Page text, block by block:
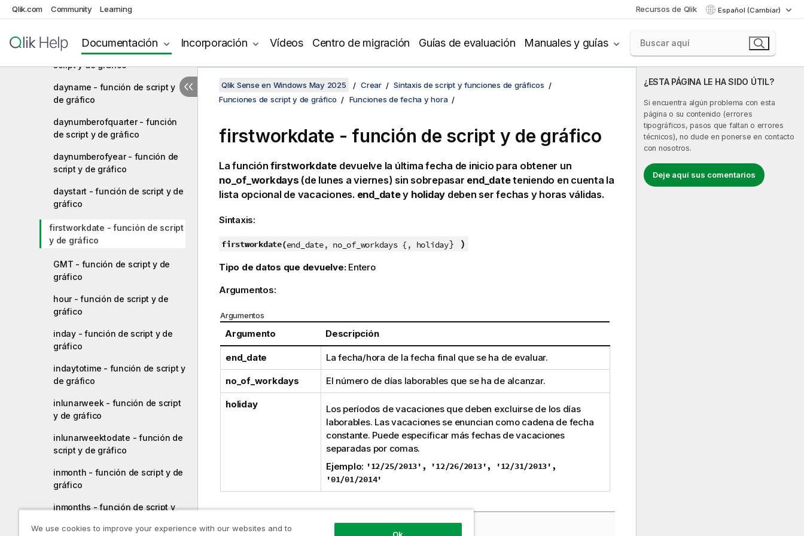
Qlik.com Community Learning Recursos de Qlik Español (Cambiar)
Documentación Incorporación Vídeos Centro de migración Guías de evaluación Manuales y guías
dayend - función de script y de
daylightsaving - función de
script y de gráfico
dayname - función de script y
de gráfico
daynumberofquarter - función
de script y de gráfico
daynumberofyear - función de
script y de gráfico
daystart - función de script y de
gráfico
firstworkdate - función de script
y de gráfico
GMT - función de script y de
gráfico
hour - función de script y de
gráfico
inday - función de script y de
gráfico
indaytotime - función de script y
de gráfico
inlunarweek - función de script
y de gráfico
inlunarweektodate - función de
script y de gráfico
inmonth - función de script y de
gráfico
inmonths - función de script y
¿ESTA PÁGINA LE HA SIDO ÚTIL?
Si encuentra algún problema con esta
página o su contenido (errores
tipográficos, pasos que faltan o errores
técnicos), no dude en ponerse en contacto
con nosotros.
Deje aquí sus comentarios
Qlik Sense en Windows May 2025 Crear
Sintaxis de script y funciones de gráficos
Funciones de script y de gráfico
Funciones de fecha y hora
firstworkdate - función de script y de gráfico
La funciónfirstworkdate devuelve la última fecha de inicio para obtener un
no_of_workdays (de lunes a viernes) sin sobrepasar end_dateteniendo en cuenta la
lista opcional de vacaciones. end_datey holiday deben ser fechas y horas válidas.
Sintaxis:
firstworkdate(end_date, no_of_workdays {, holiday} )
Tipo de datos que devuelve: Entero
Argumentos:
Argumentos
Argumento Descripción
end_date La fecha/hora de la fecha final que se ha de evaluar.
no_of_workdays El número de días laborables que se ha de alcanzar.
holiday
Los períodos de vacaciones que deben excluirse de los días
laborables. Las vacaciones se enuncian como cadena de fecha
constante. Puede especificar más fechas de vacaciones
separadas por comas.
Ejemplo: '12/25/2013', '12/26/2013', '12/31/2013',
'01/01/2014'
Ejemplos y resultados:
We use cookies to improve your experience with our websites and to